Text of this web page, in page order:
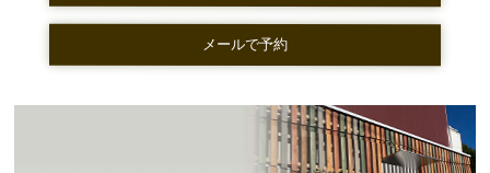
メールで予約